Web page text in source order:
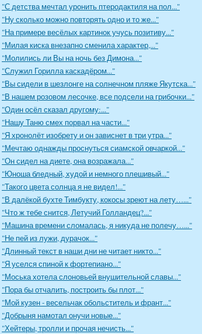
"С детства мечтал уронить птеродактиля на пол..."
"Ну сколько можно повторять одно и то же..."
"На примере весёлых картинок учусь позитиву..."
"Милая киска внезапно сменила характер,..."
"Молились ли Вы на ночь без Димона..."
"Служил Горилла каскадёром..."
"Вы сидели в шезлонге на солнечном пляже Якутска..."
"В нашем розовом лесочке, все подсели на грибочки..."
"Один осёл сказал другому:..."
"Нашу Таню смех порвал на части..."
"Я хронолёт изобрету и он зависнет в три утра..."
"Мечтаю однажды проснуться сиамской овчаркой..."
"Он сидел на диете, она возражала..."
"Юноша бледный, худой и немного плешивый..."
"Такого цвета солнца я не видел!..."
"В далёкой бухте Тимбукту, кокосы зреют на лету…..."
"Что ж тебе снится, Летучий Голландец?..."
"Машина времени сломалась, я никуда не полечу…..."
"Не пей из лужи, дурачок..."
"Длинный текст в наши дни не читает никто..."
"Я уселся спиной к фортепиано..."
"Моська хотела слоновьей внушительной славы..."
"Пора бы отчалить, построить бы плот..."
"Мой кузен - весельчак обольститель и франт..."
"Добрыня намотал онучи новые..."
"Хейтеры, тролли и прочая нечисть..."